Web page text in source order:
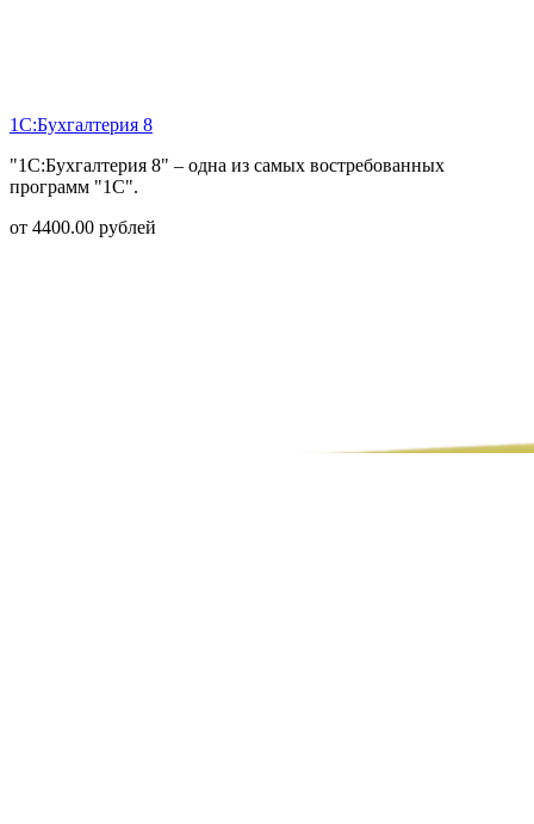
1С:Бухгалтерия 8
"1С:Бухгалтерия 8" – одна из самых востребованных
программ "1С".
от 4400.00 рублей